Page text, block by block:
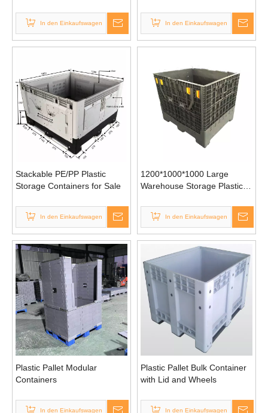
In den Einkaufswagen In den Einkaufswagen
Stackable PE/PP Plastic
Storage Containers for Sale
In den Einkaufswagen
1200*1000*1000 Large
Warehouse Storage Plastic
In den Einkaufswagen
Plastic Pallet Modular
Containers
In den Einkaufswagen
Plastic Pallet Bulk Container
with Lid and Wheels
In den Einkaufswagen